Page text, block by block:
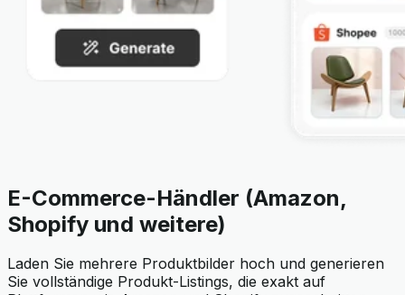
E-Commerce-Händler (Amazon,
Shopify und weitere)
Laden Sie mehrere Produktbilder hoch und generieren
Sie vollständige Produkt-Listings, die exakt auf